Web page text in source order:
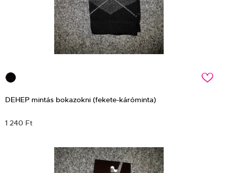
c
DEHEP mintás bokazokni (fekete-káróminta)
1 240 Ft